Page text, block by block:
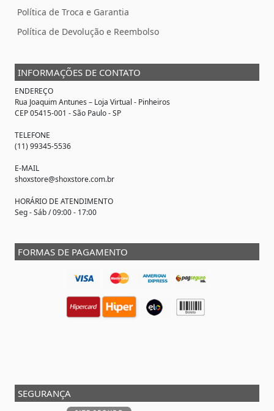
Política de Troca e Garantia
Política de Devolução e Reembolso
INFORMAÇÕES DE CONTATO
ENDEREÇO
Rua Joaquim Antunes – Loja Virtual - Pinheiros
CEP 05415-001 - São Paulo - SP
TELEFONE
(11) 99345-5536
E-MAIL
shoxstore@shoxstore.com.br
HORÁRIO DE ATENDIMENTO
Seg - Sáb / 09:00 - 17:00
FORMAS DE PAGAMENTO
SEGURANÇA